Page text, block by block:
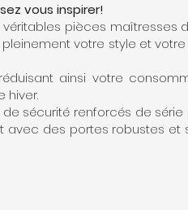
vous inspirer!
pièces maîtresses
votre style et
ainsi votre
hiver.
sécurité renforcés de
des portes robustes et